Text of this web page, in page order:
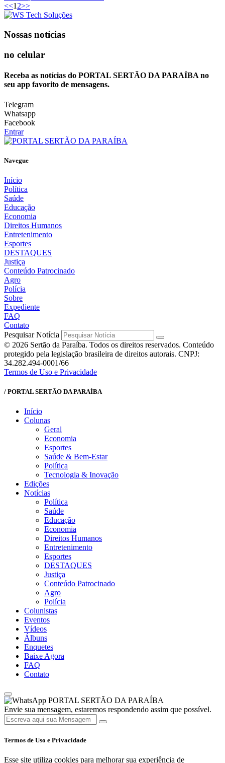
<<1 2>>
Nossas notícias
no celular
Receba as notícias do PORTAL SERTÃO DA PARAÍBA no
seu app favorito de mensagens.
Telegram
Whatsapp
Facebook
Entrar
Navegue
Início
Política
Saúde
Educação
Economia
Direitos Humanos
Entretenimento
Esportes
DESTAQUES
Justiça
Conteúdo Patrocinado
Agro
Polícia
Sobre
Expediente
FAQ
Contato
Pesquisar Notícia
© 2026 Sertão da Paraíba. Todos os direitos reservados. Conteúdo
protegido pela legislação brasileira de direitos autorais. CNPJ:
34.282.494-0001/66
Termos de Uso e Privacidade
/ PORTAL SERTÃO DA PARAÍBA
Início
Colunas
Geral
Economia
Esportes
Saúde & Bem-Estar
Política
Tecnologia & Inovação
Edições
Notícias
Política
Saúde
Educação
Economia
Direitos Humanos
Entretenimento
Esportes
DESTAQUES
Justiça
Conteúdo Patrocinado
Agro
Polícia
Colunistas
Eventos
Vídeos
Álbuns
Enquetes
Baixe Agora
FAQ
Contato
PORTAL SERTÃO DA PARAÍBA
Envie sua mensagem, estaremos respondendo assim que possível.
Termos de Uso e Privacidade
Esse site utiliza cookies para melhorar sua experiência de